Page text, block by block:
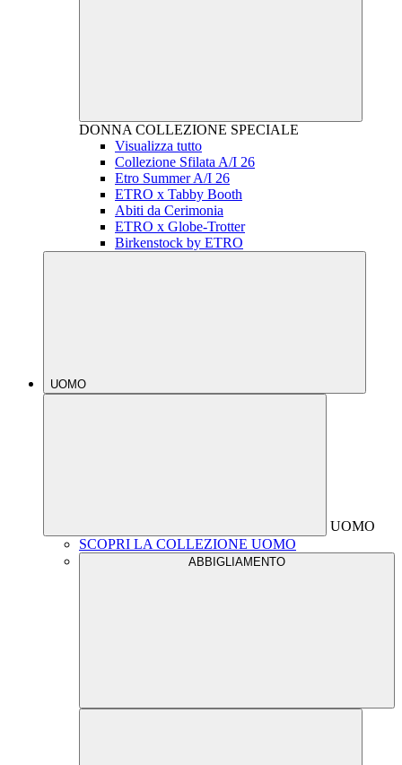
DONNA COLLEZIONE SPECIALE
Visualizza tutto
Collezione Sfilata A/I 26
Etro Summer A/I 26
ETRO x Tabby Booth
Abiti da Cerimonia
ETRO x Globe-Trotter
Birkenstock by ETRO
UOMO
UOMO
SCOPRI LA COLLEZIONE UOMO
ABBIGLIAMENTO